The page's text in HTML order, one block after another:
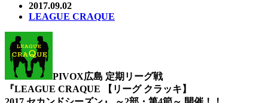
2017.09.02
LEAGUE CRAQUE
PIVOX広島 定期リーグ戦
『LEAGUE CRAQUE 【リーグ クラッキ】